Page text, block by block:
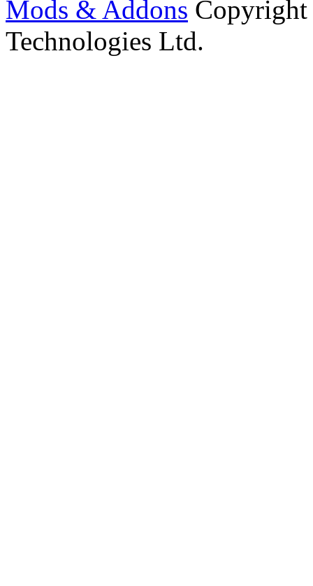
Mods & Addons
Technologies Ltd.